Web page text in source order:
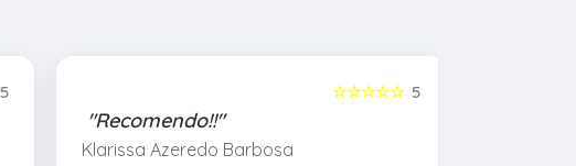
5 5
☆☆☆☆☆
"Recomendo!!"
Klarissa Azeredo Barbosa